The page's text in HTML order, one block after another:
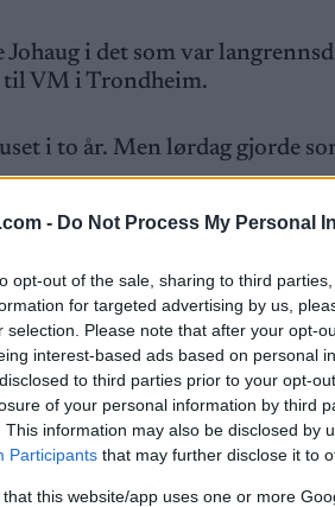
- Do Not Process My Personal
opt-out of the sale, sharing to third
for targeted advertising by us,
selection. Please note that after your opt-
interest-based ads based on personal
to third parties prior to your opt-
of your personal information by third
This information may also be disclosed by
Participants that may further disclose it to
that this website/app uses one or more
i det som var
til VM i Trondheim.
i to år. Men lørdag gjorde
etter en av sine
Beitostølen, men kanskje
sier Weng til Langrenn.com